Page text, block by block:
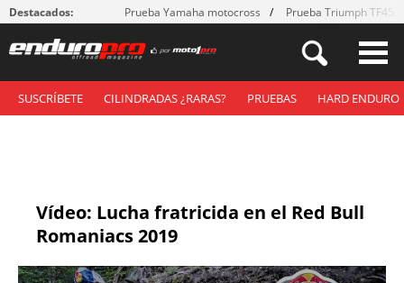
Destacados: Prueba Yamaha motocross Prueba Triumph
SUSCRÍBETE CILINDRADAS ¿RARAS? PRUEBAS HARD ENDURO
Vídeo: Lucha fratricida en el Red Bull
Romaniacs 2019